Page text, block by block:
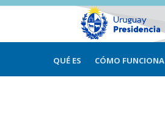
QUÉ ES CÓMO FUNCIONA